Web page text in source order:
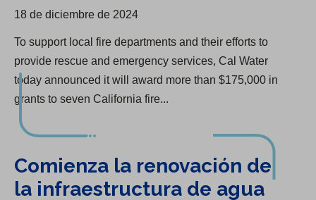
18 de diciembre de 2024
​To support local fire departments and their efforts to
provide rescue and emergency services, Cal Water
today announced it will award more than $175,000 in
grants to seven California fire...
Comienza la renovación de
la infraestructura de agua